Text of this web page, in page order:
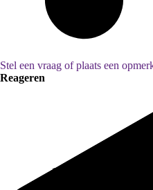
Stel een vraag of plaats een
Reageren